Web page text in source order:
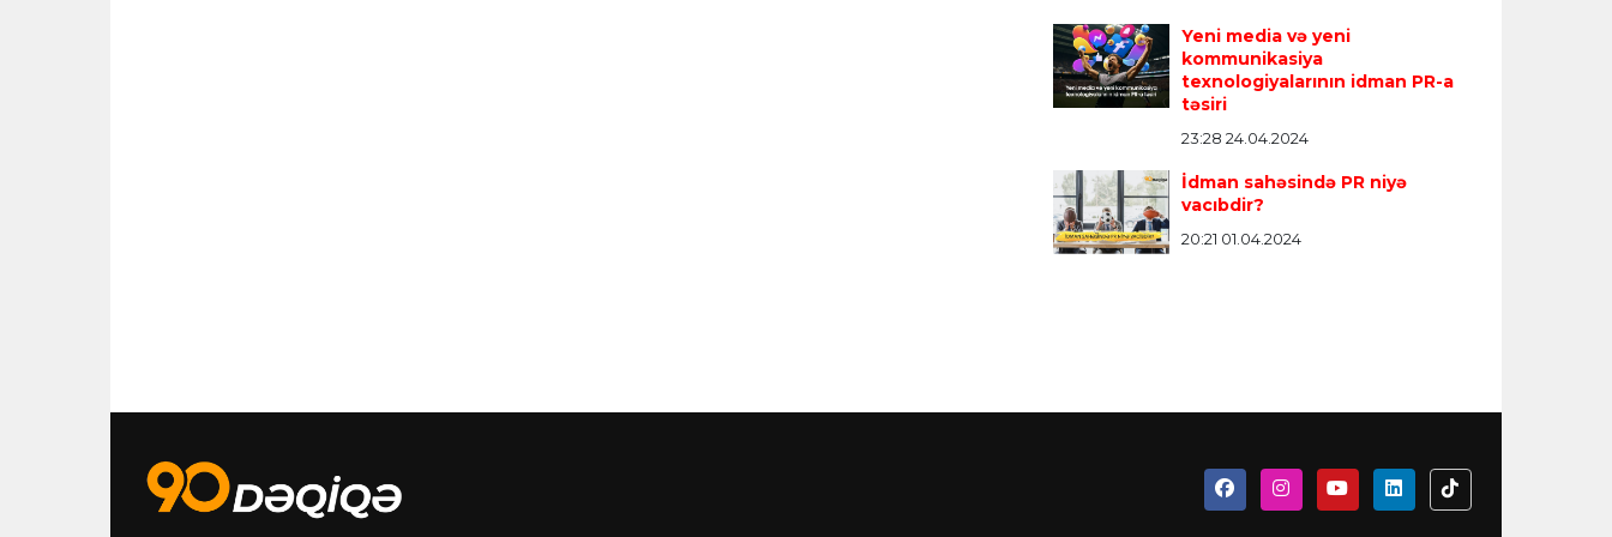
Yeni media və yeni
kommunikasiya
texnologiyalarının idman PR-a
təsiri
23:28 24.04.2024
İdman sahəsində PR niyə
vacıbdir?
20:21 01.04.2024